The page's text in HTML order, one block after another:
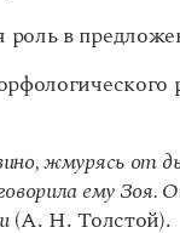
признаки
и признаки наречий
роль в
жмурясь от
ему Зоя.
(А. Н. Толстой).